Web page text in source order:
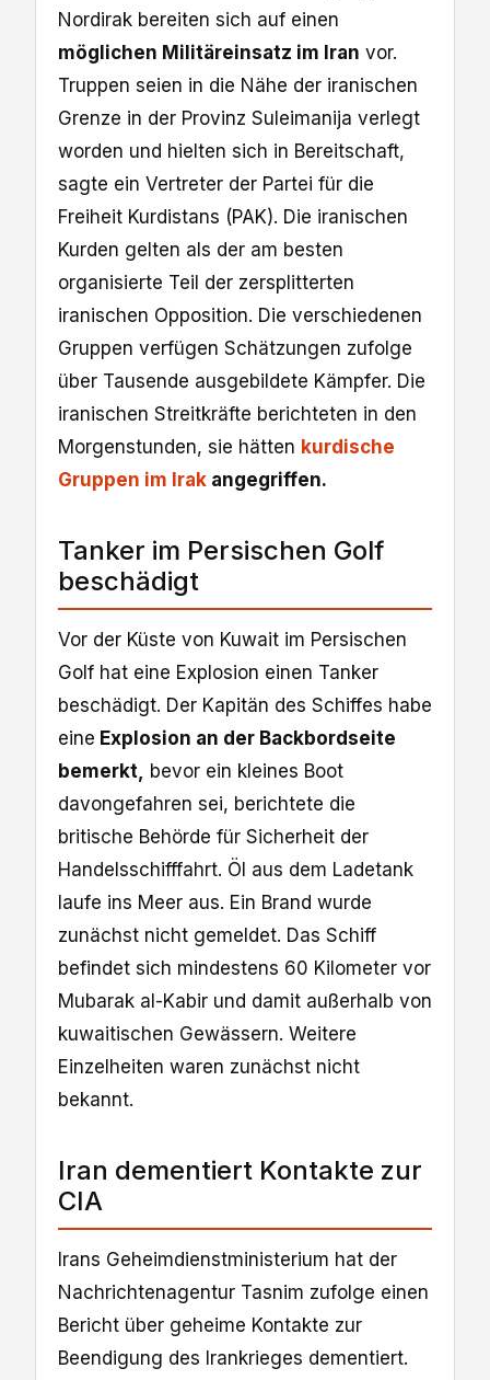
Nordirak bereiten sich auf einen
möglichen Militäreinsatz im Iran vor.
Truppen seien in die Nähe der iranischen
Grenze in der Provinz Suleimanija verlegt
worden und hielten sich in Bereitschaft,
sagte ein Vertreter der Partei für die
Freiheit Kurdistans (PAK). Die iranischen
Kurden gelten als der am besten
organisierte Teil der zersplitterten
iranischen Opposition. Die verschiedenen
Gruppen verfügen Schätzungen zufolge
über Tausende ausgebildete Kämpfer. Die
iranischen Streitkräfte berichteten in den
Morgenstunden, sie hätten kurdische
Gruppen im Irak angegriffen.
Tanker im Persischen Golf
beschädigt
Vor der Küste von Kuwait im Persischen
Golf hat eine Explosion einen Tanker
beschädigt. Der Kapitän des Schiffes habe
eine Explosion an der Backbordseite
bemerkt, bevor ein kleines Boot
davongefahren sei, berichtete die
britische Behörde für Sicherheit der
Handelsschifffahrt. Öl aus dem Ladetank
laufe ins Meer aus. Ein Brand wurde
zunächst nicht gemeldet. Das Schiff
befindet sich mindestens 60 Kilometer vor
Mubarak al-Kabir und damit außerhalb von
kuwaitischen Gewässern. Weitere
Einzelheiten waren zunächst nicht
bekannt.
Iran dementiert Kontakte zur
CIA
Irans Geheimdienstministerium hat der
Nachrichtenagentur Tasnim zufolge einen
Bericht über geheime Kontakte zur
Beendigung des Irankrieges dementiert.